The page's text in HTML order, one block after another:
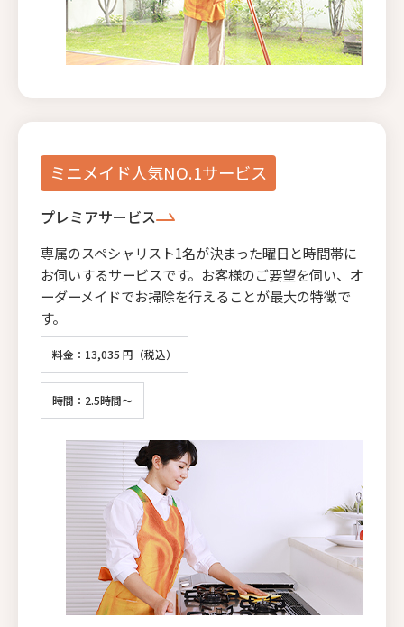
ミニメイド人気NO.1サービス
プレミアサービス
専属のスペシャリスト1名が決まった曜日と時間帯に
お伺いするサービスです。お客様のご要望を伺い、オ
ーダーメイドでお掃除を行えることが最大の特徴で
す。
料金：13,035 円（税込）
時間：2.5時間～